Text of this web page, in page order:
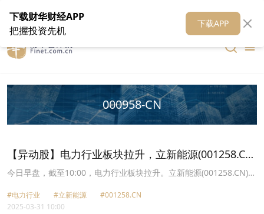
在线客服 关于我们 财华媒体矩阵 财华智库
000958-CN
【异动股】电力行业板块拉升，立新能源(001258.CN)
涨10.0%
今日早盘，截至10:00，电力行业板块拉升。立新能源(001258.CN)涨
力(001289.CN)涨9.30%报17.16元，江苏新能(603693.CN)涨7.45%
报12.12元，华电国际(600027.CN)涨5.27%报5.79元，宁波能源
#电力行业 #立新能源
#001258.CN
2025-03-31 10:00
下载财华财经APP
把握投资先机
下载APP